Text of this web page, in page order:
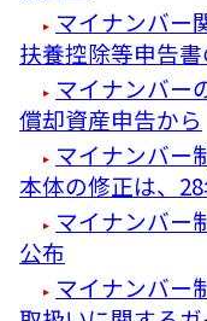
マイナンバー
扶養控除等申告
マイナンバー
償却資産申告から
マイナンバ
本体の修正は、
マイナンバ
公布
マイナンバ